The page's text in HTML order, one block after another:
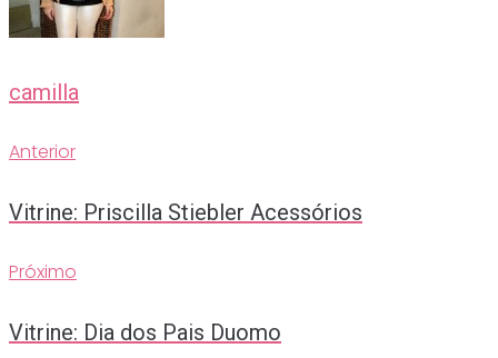
camilla
Navegação
Post
Anterior
Anterior
Vitrine: Priscilla Stiebler Acessórios
Próximo
Próximo
Vitrine: Dia dos Pais Duomo